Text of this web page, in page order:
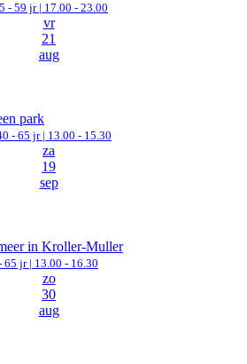
- 59 jr | 17.00 - 23.00
vr
21
aug
park
- 65 jr | 13.00 - 15.30
za
19
sep
in Kroller-Muller
65 jr | 13.00 - 16.30
zo
30
aug